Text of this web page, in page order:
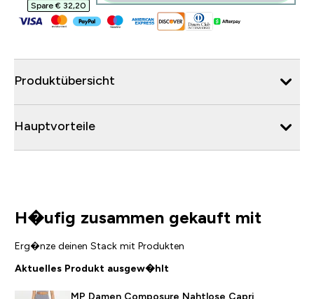
Spare € 32,20‎
Produktübersicht
Hauptvorteile
H�ufig zusammen gekauft mit
Erg�nze deinen Stack mit Produkten
Aktuelles Produkt ausgew�hlt
MP Damen Composure Nahtlose Capri